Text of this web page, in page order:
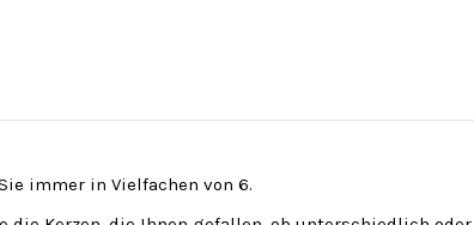
immer in Vielfachen von 6.